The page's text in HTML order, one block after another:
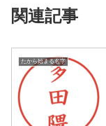
関連記事
たから始まる名字